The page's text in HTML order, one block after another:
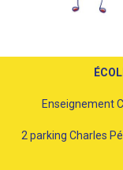
Enseignement
2 parking Charles